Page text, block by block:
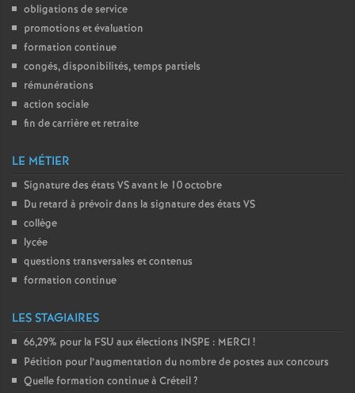
o
obligations de service
promotions et évaluation
formation continue
congés, disponibilités, temps partiels
rémunérations
action sociale
fin de carrière et retraite
LE MÉTIER
Signature des états VSavant le 10 octobre
Du retard à prévoir dans la signature des états VS
collège
lycée
questions transversales et contenus
formation continue
LES STAGIAIRES
66,29% pour la FSU aux élections INSPE : MERCI !
Pétition pour l’augmentation du nombre de postes aux concours
Quelle formation continue à Créteil?